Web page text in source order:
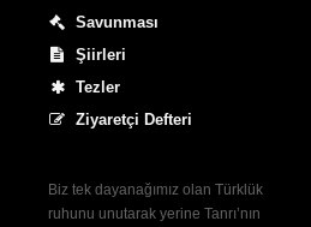
Savunması
Şiirleri
Tezler
Ziyaretçi Defteri
Biz tek dayanağımız olan Türklük
ruhunu unutarak yerine Tanrı’nın